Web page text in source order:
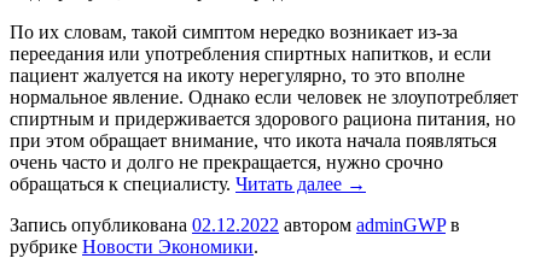
По их словам, такой симптом нередко возникает из-за
переедания или употребления спиртных напитков, и если
пациент жалуется на икоту нерегулярно, то это вполне
нормальное явление. Однако если человек не злоупотребляет
спиртным и придерживается здорового рациона питания, но
при этом обращает внимание, что икота начала появляться
очень часто и долго не прекращается, нужно срочно
обращаться к специалисту. Читать далее →
Запись опубликована 02.12.2022 автором adminGWPв
рубрике Новости Экономики.